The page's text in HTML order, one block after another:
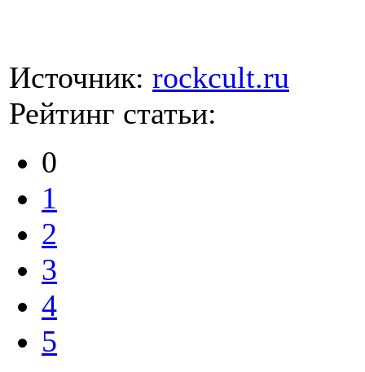
Источник: rockcult.ru
Рейтинг статьи:
0
1
2
3
4
5